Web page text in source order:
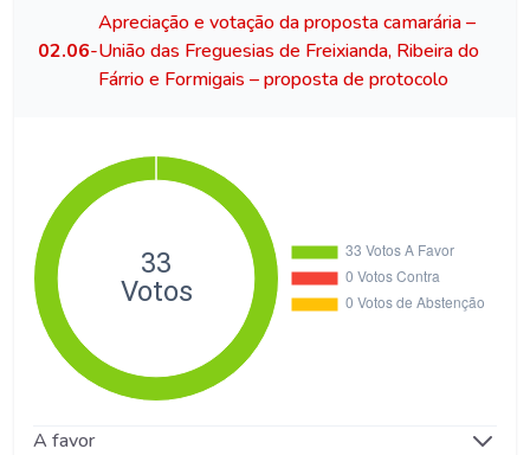
02.06-
Apreciação e votação da proposta camarária –
União das Freguesias de Freixianda, Ribeira do
Fárrio e Formigais – proposta de protocolo
A favor